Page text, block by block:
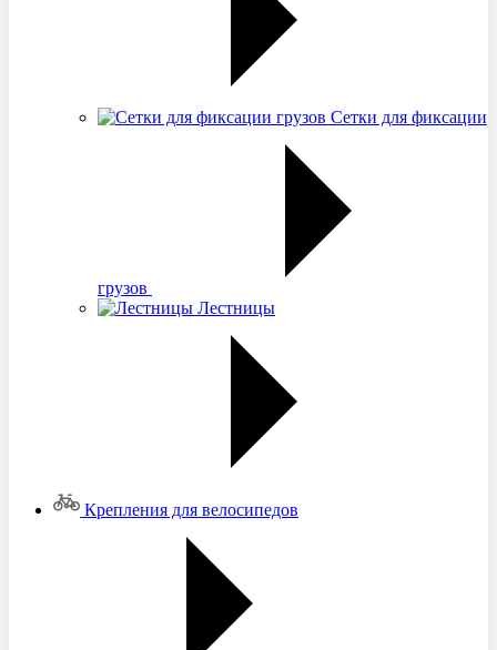
Сетки для фиксации
грузов
Лестницы
Крепления для велосипедов